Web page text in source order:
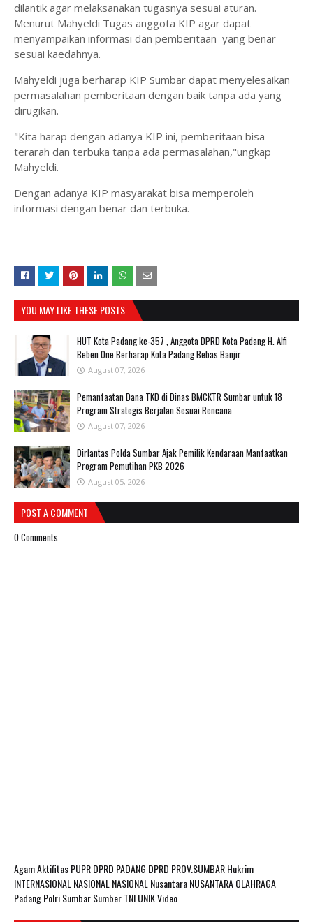
dilantik agar melaksanakan tugasnya sesuai aturan.
Menurut Mahyeldi Tugas anggota KIP agar dapat
menyampaikan informasi dan pemberitaan yang benar
sesuai kaedahnya.
Mahyeldi juga berharap KIP Sumbar dapat menyelesaikan
permasalahan pemberitaan dengan baik tanpa ada yang
dirugikan.
"Kita harap dengan adanya KIP ini, pemberitaan bisa
terarah dan terbuka tanpa ada permasalahan,"ungkap
Mahyeldi.
Dengan adanya KIP masyarakat bisa memperoleh
informasi dengan benar dan terbuka.
YOU MAY LIKE THESE POSTS
HUT Kota Padang ke-357 , Anggota DPRD Kota Padang H. Alfi
Beben One Berharap Kota Padang Bebas Banjir
August 07, 2026
Pemanfaatan Dana TKD di Dinas BMCKTR Sumbar untuk 18
Program Strategis Berjalan Sesuai Rencana
August 07, 2026
Dirlantas Polda Sumbar Ajak Pemilik Kendaraan Manfaatkan
Program Pemutihan PKB 2026
August 05, 2026
POST A COMMENT
0 Comments
AgamAktifitas PUPRDPRD PADANG DPRD PROV.SUMBARHukrim
INTERNASIONAL NASIONAL NASIONAL NusantaraNUSANTARAOLAHRAGA
PadangPolriSumbarSumberTNIUNIKVideo